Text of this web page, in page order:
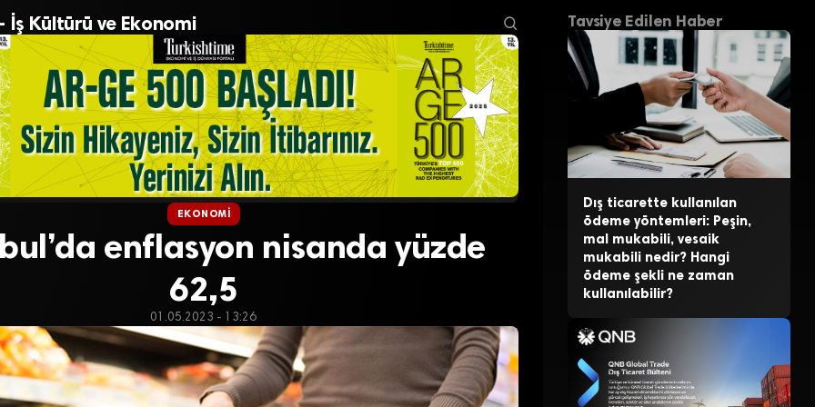
İş Kültürü ve Ekonomi
EKONOMI
enflasyon nisanda yüzde
62,5
01.05.2023 - 13:26
Tavsiye Edilen Haber
Dış ticarette kullanılan
ödeme yöntemleri: Peşin,
mal mukabili, vesaik
mukabili nedir? Hangi
ödeme şekli ne zaman
kullanılabilir?